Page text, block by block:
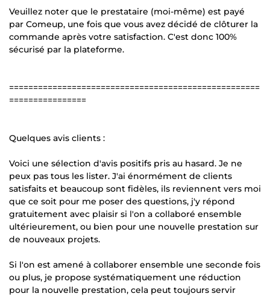
Veuillez noter que le prestataire (moi-même) est payé
par Comeup, une fois que vous avez décidé de clôturer la
commande après votre satisfaction. C'est donc 100%
sécurisé par la plateforme.
====================================================
================
Quelques avis clients :
Voici une sélection d'avis positifs pris au hasard. Je ne
peux pas tous les lister. J'ai énormément de clients
satisfaits et beaucoup sont fidèles, ils reviennent vers moi
que ce soit pour me poser des questions, j'y répond
gratuitement avec plaisir si l'on a collaboré ensemble
ultérieurement, ou bien pour une nouvelle prestation sur
de nouveaux projets.
Si l'on est amené à collaborer ensemble une seconde fois
ou plus, je propose systématiquement une réduction
pour la nouvelle prestation, cela peut toujours servir